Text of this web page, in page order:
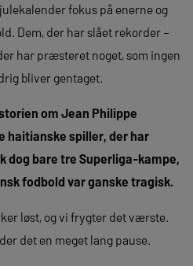
fokus på enerne og
Dem, der har slået rekorder –
har præsteret noget, som ingen
bliver gentaget.
om Jean Philippe
haitianske spiller, der har
dog bare tre Superliga-kampe,
fodbold var ganske tragisk.
løst, og vi frygter det værste.
det en me­get lang pause.